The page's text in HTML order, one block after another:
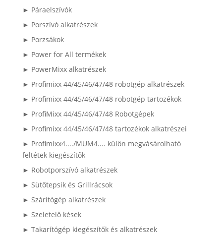
► Páraelszívók
► Porszívó alkatrészek
► Porzsákok
► Power for All termékek
► PowerMixx alkatrészek
► Profimixx 44/45/46/47/48 robotgép alkatrészek
► Profimixx 44/45/46/47/48 robotgép tartozékok
► ProfiMixx 44/45/46/47/48 Robotgépek
► Profimixx 44/45/46/47/48 tartozékok alkatrészei
► Profimixx4..../MUM4.... külön megvásárolható
feltétek kiegészítők
► Robotporszívó alkatrészek
► Sütőtepsik és Grillrácsok
► Szárítógép alkatrészek
► Szeletelő kések
► Takarítógép kiegészítők és alkatrészek